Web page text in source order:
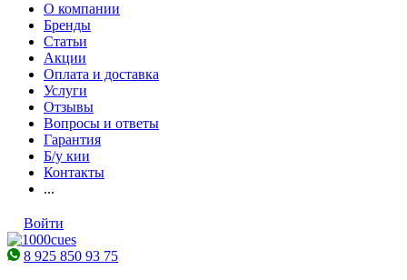
О компании
Бренды
Статьи
Акции
Оплата и доставка
Услуги
Отзывы
Вопросы и ответы
Гарантия
Б/у кии
Контакты
...
Войти
8 925 850 93 75